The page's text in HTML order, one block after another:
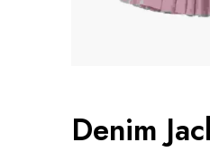
Denim